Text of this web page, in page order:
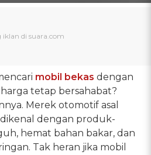
mobil bekas dengan
tetap bersahabat?
Merek otomotif asal
dengan produk-
hemat bahan bakar, dan
Tak heran jika mobil